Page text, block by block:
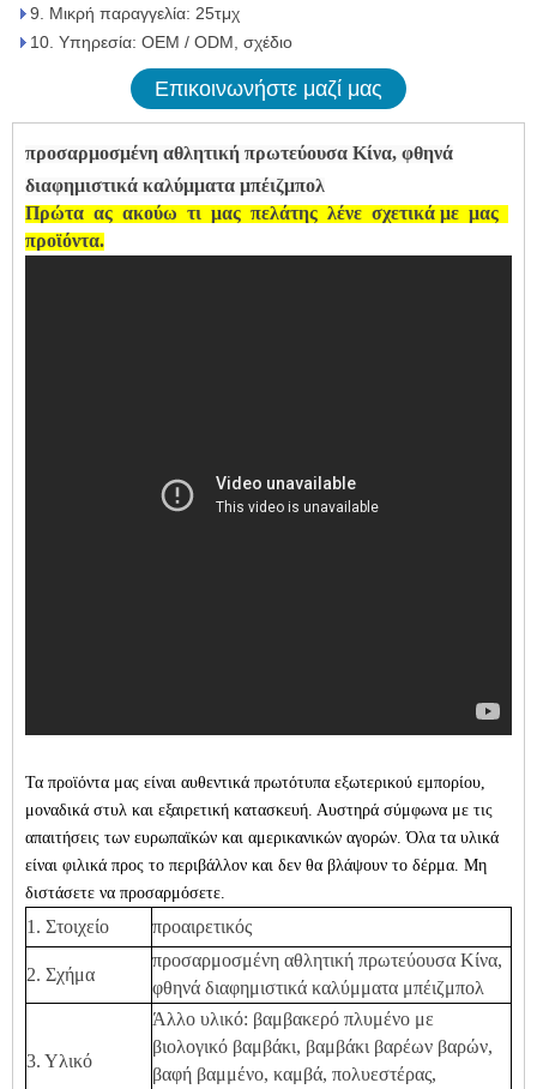
9. Μικρή παραγγελία: 25τμχ
10. Υπηρεσία: OEM / ODM, σχέδιο
Επικοινωνήστε μαζί μας
προσαρμοσμένη αθλητική πρωτεύουσα Κίνα, φθηνά
διαφημιστικά καλύμματα μπέιζμπολ
Πρώτα ας ακούω τι μας πελάτης λένε σχετικά με μας
προϊόντα.
Τα προϊόντα μας είναι αυθεντικά πρωτότυπα εξωτερικού εμπορίου,
μοναδικά στυλ και εξαιρετική κατασκευή. Αυστηρά σύμφωνα με τις
απαιτήσεις των ευρωπαϊκών και αμερικανικών αγορών. Όλα τα υλικά
είναι φιλικά προς το περιβάλλον και δεν θα βλάψουν το δέρμα. Μη
διστάσετε να προσαρμόσετε.
1. Στοιχείο προαιρετικός
2. Σχήμα
προσαρμοσμένη αθλητική πρωτεύουσα Κίνα,
φθηνά διαφημιστικά καλύμματα μπέιζμπολ
3. Υλικό
Άλλο υλικό: βαμβακερό πλυμένο με
βιολογικό βαμβάκι, βαμβάκι βαρέων βαρών,
βαφή βαμμένο, καμβά, πολυεστέρας,